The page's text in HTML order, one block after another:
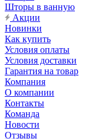
Шторы в ванную
Акции
Новинки
Как купить
Условия оплаты
Условия доставки
Гарантия на товар
Компания
О компании
Контакты
Команда
Новости
Отзывы